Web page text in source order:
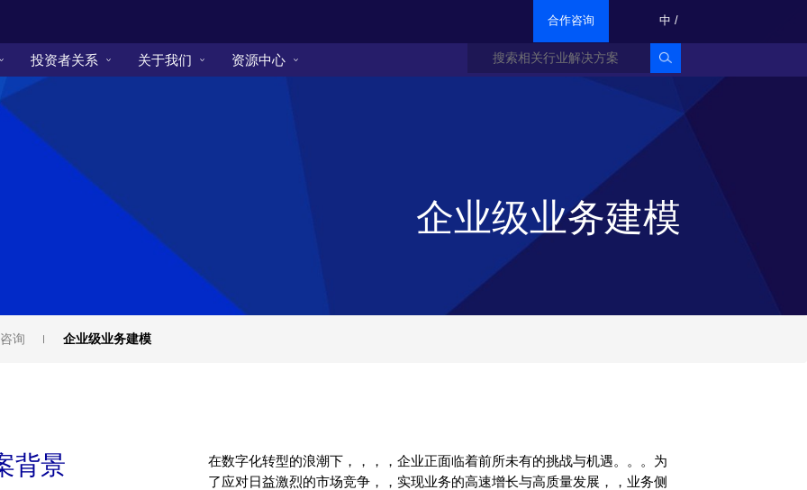
合作咨询 中 /
投资者关系 关于我们 资源中心
企业级业务建模
询 企业级业务建模
背景
在数字化转型的浪潮下，，，，企业正面临着前所未有的挑战与机遇。。。为
了应对日益激烈的市场竞争，，实现业务的高速增长与高质量发展，，业务侧